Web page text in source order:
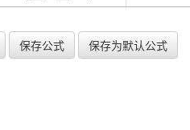
保存公式 保存为默认公式